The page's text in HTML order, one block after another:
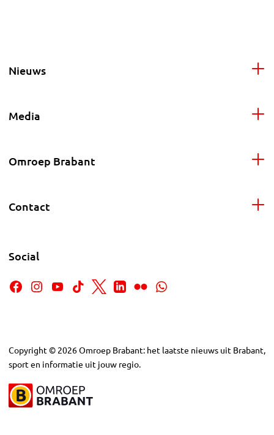
Nieuws
Media
Omroep Brabant
Contact
Social
Copyright © 2026Omroep Brabant: het laatste nieuws uit Brabant,
sport en informatie uit jouw regio.